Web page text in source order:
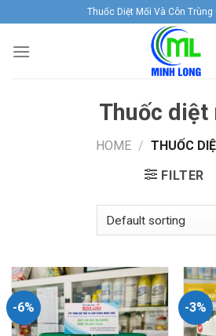
to
content
Thuốc Diệt Mối Và Côn Trùng
Thuốc diệt
HOME / THUỐC
FILTER
-6% -3%